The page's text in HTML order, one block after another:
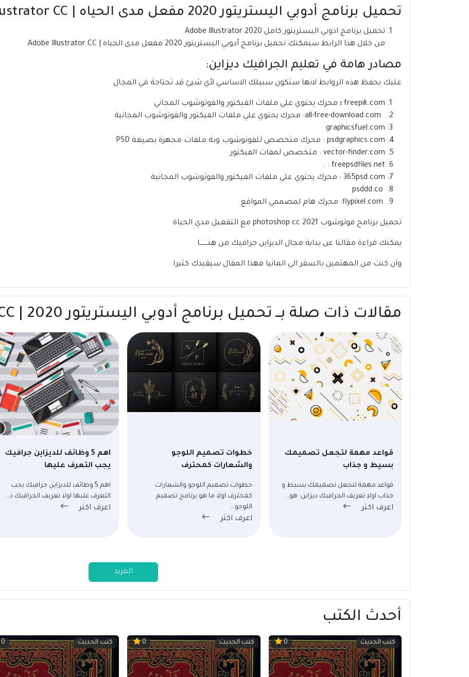
تحميل برنامج أدوبي اليستريتور 2020 مفعل مدى الحياه | Adobe Illustrator CC:
تحميل برنامج ادوبي اليستريتور كامل Adobe Illustrator 2020
من خلال هذا الرابط سيمكنك تحميل برنامج أدوبي اليستريتور 2020 مفعل مدى الحياه | Adobe Illustrator CC
مصادر هامة في تعليم الجرافيك ديزاين:
عليك بحفظ هذه الروابط لانها ستكون سبيلك الاساسي لأي شيئ قد تحتاجة في المجال
freepik.com
: محرك يحتوي علي ملفات الفيكتور والفوتوشوب المجاني
all-free-download.com: محرك يحتوي علي ملفات الفيكتور والفوتوشوب المجانية
graphicsfuel.com
psdgraphics.com : محرك متخصص للفوتوشوب وبة ملفات مجهزة بصيغة PSD
vector-finder.com : متخصص لمفات الفيكتور
freepsdfiles.net
: .
365psd.com : محرك يحتوي علي ملفات الفيكتور والفوتوشوب المجانية
psddd.co
flypixel.com: محرك هام لمصممي المواقع
تحميل برنامج فوتوشوب photoshop cc 2021 مع التفعيل مدي الحياة
يمكنك قراءة مقالنا عن بداية مجال الديزاين جرافيك من هنــــــــا
وان كنت من المهتمين بالسفر الي المانيا فهذا المقال سيفيدك كثيرا
مقالات ذات صلة بــ تحميل برنامج أدوبي اليستريتور 2020 | Adobe Illustrator CC
قواعد مهمة لتجعل تصميمك
بسيط و جذاب
قواعد مهمة لتجعل تصميمك بسيط و
جذاب اولا تعريف الجرافيك ديزاين: هو...
اعرف اكثر
خطوات تصميم اللوجو
والشعارات كمحترف
خطوات تصميم اللوجو والشعارات
كمحترف اولا ما هو برنامج تصميم
اللوجو...
اعرف اكثر
اهم 5 وظائف للديزاين جرافيك
يجب التعرف عليها
اهم 5 وظائف للديزاين جرافيك يجب
التعرف عليها اولا تعريف الجرافيك د...
اعرف اكثر
المزيد
أحدث الكتب
كتب الحديث 0 كتب الحديث 0 كتب الحديث 0